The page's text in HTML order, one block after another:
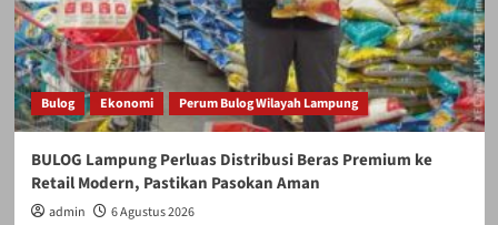
Bulog Ekonomi Perum Bulog Wilayah Lampung
BULOG Lampung Perluas Distribusi Beras Premium ke
Retail Modern, Pastikan Pasokan Aman
admin 6 Agustus 2026